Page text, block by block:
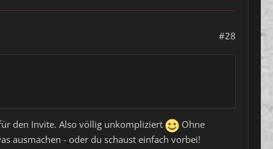
#28
den Invite. Also völlig unkompliziert
Ohne
ausmachen - oder du schaust einfach vorbei!